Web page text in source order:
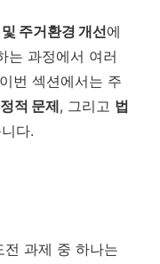
주거환경 개선에
는 과정에서 여러
번 섹션에서는 주
적 문제, 그리고 법
다.
과제 중 하나는